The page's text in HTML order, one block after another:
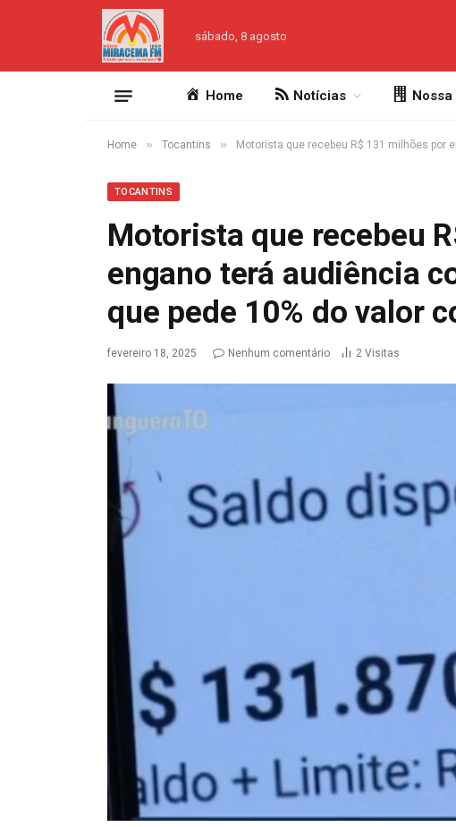
sábado, 8 agosto
Home Notícias Nossa
Home » Tocantins » Motorista que recebeu R$ 131 milhões por
TOCANTINS
Motorista que recebeu
engano terá audiência
que pede 10% do valor
fevereiro 18, 2025 Nenhum comentário 2 Visitas